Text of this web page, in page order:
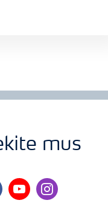
mus
youtubeinstagram